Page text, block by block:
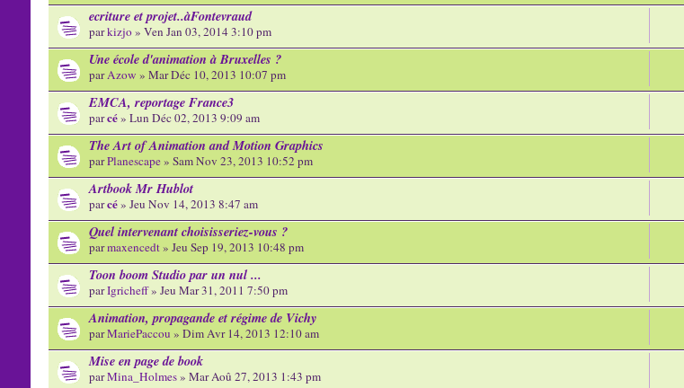
ecriture et projet..àFontevraud
parkizjo» Ven Jan 03, 2014 3:10 pm
Une école d'animation à Bruxelles ?
parAzow » Mar Déc 10, 2013 10:07 pm
EMCA, reportage France3
parcé» Lun Déc 02, 2013 9:09 am
The Art of Animation and Motion Graphics
parPlanescape» Sam Nov 23, 2013 10:52 pm
Artbook Mr Hublot
parcé» Jeu Nov 14, 2013 8:47 am
Quel intervenant choisisseriez-vous ?
parmaxencedt» Jeu Sep 19, 2013 10:48 pm
Toon boom Studio par un nul ...
parIgricheff» Jeu Mar 31, 2011 7:50 pm
Animation, propagande et régime de Vichy
parMariePaccou » Dim Avr 14, 2013 12:10 am
Mise en page de book
parMina_Holmes» Mar Aoû 27, 2013 1:43 pm